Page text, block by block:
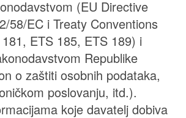
(EU Directive
58/EC i Treaty Conventions
ETS 185, ETS 189) i
Republike
o zaštiti osobnih podataka,
poslovanju, itd.).
koje davatelj dobiva